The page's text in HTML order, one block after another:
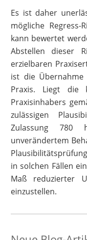
Es ist daher
mögliche
kann bewertet
Abstellen dieser
erzielbaren
ist die Übernahme
Praxis. Liegt die
Praxisinhabers
zulässigen
Zulassung
unverändertem
in solchen Fällen
Maß reduzierter
einzustellen.